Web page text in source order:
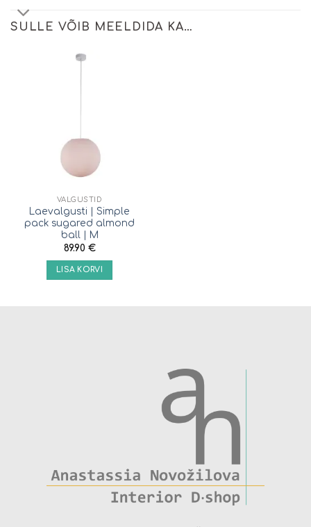
SULLE VÕIB MEELDIDA KA…
VALGUSTID
Laevalgusti | Simple
pack sugared almond
ball | M
89.90 €
LISA KORVI